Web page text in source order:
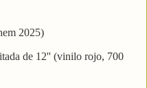
2025)
de 12'' (vinilo rojo, 700